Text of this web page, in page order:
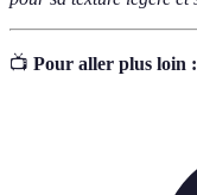
📺 Pour aller plus loin :